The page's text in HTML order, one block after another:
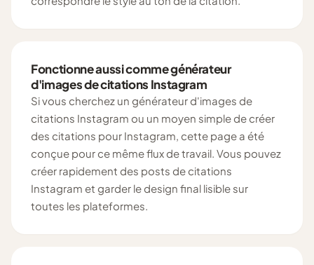
Fonctionne aussi comme générateur
d'images de citations Instagram
Si vous cherchez un générateur d'images de
citations Instagram ou un moyen simple de créer
des citations pour Instagram, cette page a été
conçue pour ce même flux de travail. Vous pouvez
créer rapidement des posts de citations
Instagram et garder le design final lisible sur
toutes les plateformes.